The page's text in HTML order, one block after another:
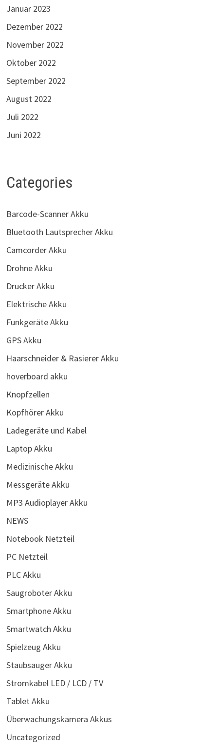
Januar 2023
Dezember 2022
November 2022
Oktober 2022
September 2022
August 2022
Juli 2022
Juni 2022
Categories
Barcode-Scanner Akku
Bluetooth Lautsprecher Akku
Camcorder Akku
Drohne Akku
Drucker Akku
Elektrische Akku
Funkgeräte Akku
GPS Akku
Haarschneider & Rasierer Akku
hoverboard akku
Knopfzellen
Kopfhörer Akku
Ladegeräte und Kabel
Laptop Akku
Medizinische Akku
Messgeräte Akku
MP3 Audioplayer Akku
NEWS
Notebook Netzteil
PC Netzteil
PLC Akku
Saugroboter Akku
Smartphone Akku
Smartwatch Akku
Spielzeug Akku
Staubsauger Akku
Stromkabel LED / LCD / TV
Tablet Akku
Überwachungskamera Akkus
Uncategorized